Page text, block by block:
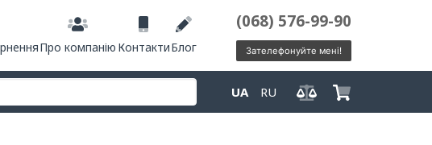
Про компанію КонтактиБлог
(068) 576-99-90
Зателефонуйте мені!
UA RU